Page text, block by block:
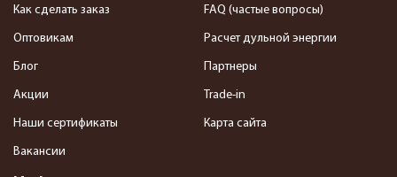
Как сделать заказ
Оптовикам
Блог
Акции
Наши сертификаты
Вакансии
FAQ (частые вопросы)
Расчет дульной энергии
Партнеры
Trade-in
Карта сайта